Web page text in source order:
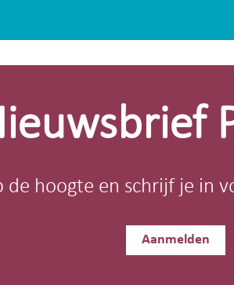
de hoogte en schrijf je in
Aanmelden